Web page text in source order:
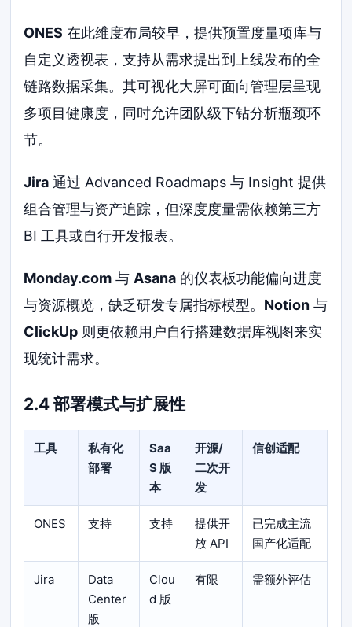
ONES 在此维度布局较早，提供预置度量项库与
自定义透视表，支持从需求提出到上线发布的全
链路数据采集。其可视化大屏可面向管理层呈现
多项目健康度，同时允许团队级下钻分析瓶颈环
节。
Jira 通过 Advanced Roadmaps 与 Insight 提供
组合管理与资产追踪，但深度度量需依赖第三方
BI 工具或自行开发报表。
Monday.com 与 Asana 的仪表板功能偏向进度
与资源概览，缺乏研发专属指标模型。 Notion 与
ClickUp 则更依赖用户自行搭建数据库视图来实
现统计需求。
2.4 部署模式与扩展性
工具
私有化
部署
Saa
S 版
本
开源/
二次开
发
信创适配
ONES 支持 支持
提供开
放 API
已完成主流
国产化适配
Jira
Data
Center
版
Clou
d 版
有限 需额外评估